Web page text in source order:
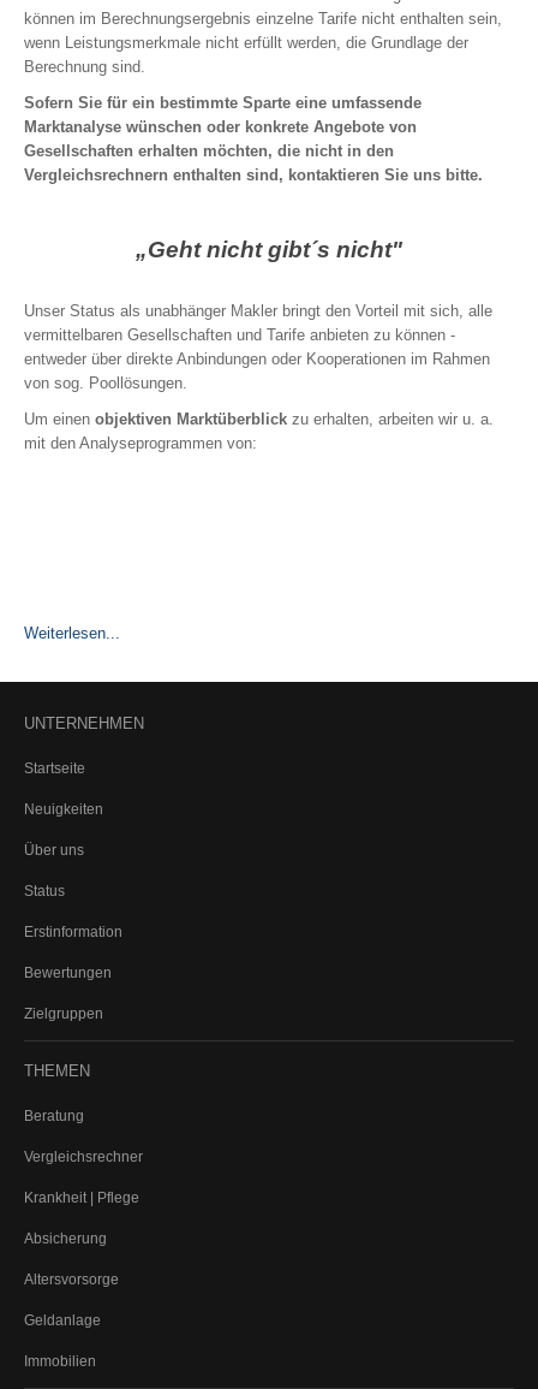
können im Berechnungsergebnis einzelne Tarife nicht enthalten sein,
wenn Leistungsmerkmale nicht erfüllt werden, die Grundlage der
Berechnung sind.
Sofern Sie für ein bestimmte Sparte eine umfassende
Marktanalyse wünschen oder konkrete Angebote von
Gesellschaften erhalten möchten, die nicht in den
Vergleichsrechnern enthalten sind, kontaktieren Sie uns bitte.
„Geht nicht gibt´s nicht"
Unser Status als unabhänger Makler bringt den Vorteil mit sich, alle
vermittelbaren Gesellschaften und Tarife anbieten zu können -
entweder über direkte Anbindungen oder Kooperationen im Rahmen
von sog. Poollösungen.
Um einen objektiven Marktüberblick zu erhalten, arbeiten wir u. a.
mit den Analyseprogrammen von:
Weiterlesen...
UNTERNEHMEN
Startseite
Neuigkeiten
Über uns
Status
Erstinformation
Bewertungen
Zielgruppen
THEMEN
Beratung
Vergleichsrechner
Krankheit | Pflege
Absicherung
Altersvorsorge
Geldanlage
Immobilien